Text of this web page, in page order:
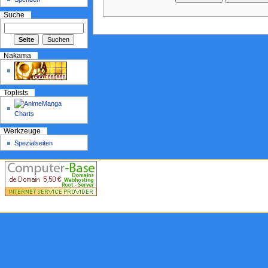
Suche
Nakama
Toplists
Werkzeuge
Spezialseiten